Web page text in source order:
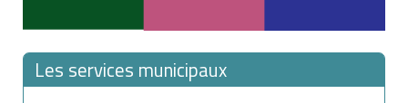
Les services municipaux